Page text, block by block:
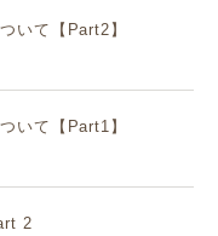
いて【Part2】
いて【Part1】
2